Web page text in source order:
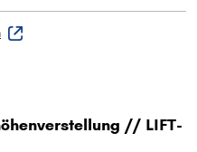
// LIFT-